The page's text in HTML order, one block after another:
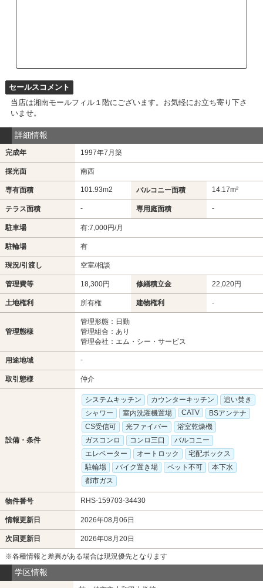
セールスコメント
当店は湘南モールフィル１階にございます。お気軽にお立ち寄り下さ
いませ。
詳細情報
完成年 1997年7月築
採光面 南西
専有面積 101.93m2 バルコニー面積 14.17m²
テラス面積 - 専用庭面積 -
駐車場 有:7,000円/月
駐輪場 有
現況/引渡し 空室/相談
管理費等 18,300円 修繕積立金 22,020円
土地権利 所有権 建物権利 -
管理態様
管理形態：日勤
管理組合：あり
管理会社：エム・シー・サービス
用途地域 -
取引態様 仲介
設備・条件
システムキッチン カウンターキッチン
追い焚き
シャワー
室内洗濯機置場 CATV
BSアンテナ
CS受信可
光ファイバー
浴室乾燥機
ガスコンロ
コンロ三口
バルコニー
エレベーター
オートロック
宅配ボックス
駐輪場
バイク置き場 ペット不可
本下水
都市ガス
物件番号 RHS-159703-34430
情報更新日 2026年08月06日
次回更新日 2026年08月20日
※各種情報と差異がある場合は現況優先となります
学区情報